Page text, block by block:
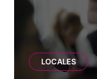
LOCALES